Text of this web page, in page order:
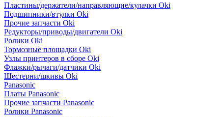
Пластины/держатели/направляющие/кулачки Oki
Подшипники/втулки Oki
Прочие запчасти Oki
Редукторы/приводы/двигатели Oki
Ролики Oki
Тормозные площадки Oki
Узлы принтеров в сборе Oki
Флажки/рычаги/датчики Oki
Шестерни/шкивы Oki
Panasonic
Платы Panasonic
Прочие запчасти Panasonic
Ролики Panasonic